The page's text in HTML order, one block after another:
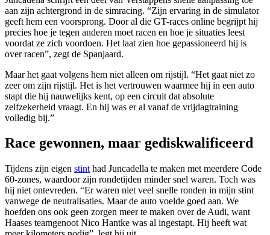
aan zijn achtergrond in de simracing. “Zijn ervaring in de simulator
geeft hem een voorsprong. Door al die GT-races online begrijpt hij
precies hoe je tegen anderen moet racen en hoe je situaties leest
voordat ze zich voordoen. Het laat zien hoe gepassioneerd hij is
over racen”, zegt de Spanjaard.
Maar het gaat volgens hem niet alleen om rijstijl. “Het gaat niet zo
zeer om zijn rijstijl. Het is het vertrouwen waarmee hij in een auto
stapt die hij nauwelijks kent, op een circuit dat absolute
zelfzekerheid vraagt. En hij was er al vanaf de vrijdagtraining
volledig bij.”
Race gewonnen, maar gediskwalificeerd
Tijdens zijn eigen stint had Juncadella te maken met meerdere Code
60-zones, waardoor zijn rondetijden minder snel waren. Toch was
hij niet ontevreden. “Er waren niet veel snelle ronden in mijn stint
vanwege de neutralisaties. Maar de auto voelde goed aan. We
hoefden ons ook geen zorgen meer te maken over de Audi, want
Haases teamgenoot Nico Hantke was al ingestapt. Hij heeft wat